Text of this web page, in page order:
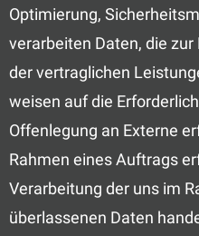
Optimierung,
verarbeiten Daten, die
der vertraglichen
weisen auf die
Offenlegung an Externe
Rahmen eines Auftrags
Verarbeitung der uns im
überlassenen Daten